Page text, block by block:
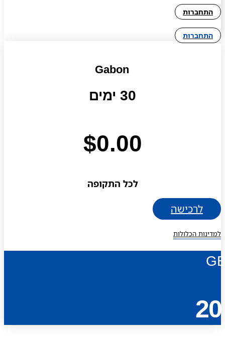
התחברות
התחברות
Gabon
30 ימים
$0.00
לכל התקופה
לרכישה
למדינות הכלולות
20